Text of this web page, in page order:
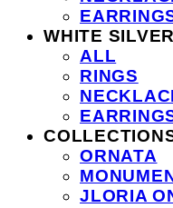
WHITE
ALL
RINGS
ORNATA
JLORIA